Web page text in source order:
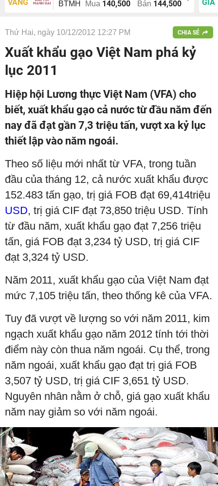
VÀNG
BTMH Mua 140,500 Bán 144,500
GIÁ
Thứ Hai, ngày 10/12/2012 12:27 PM CHIA SẺ
Xuất khẩu gạo Việt Nam phá kỷ
lục 2011
Hiệp hội Lương thực Việt Nam (VFA) cho
biết, xuất khẩu gạo cả nước từ đầu năm đến
nay đã đạt gần 7,3 triệu tấn, vượt xa kỷ lục
thiết lập vào năm ngoái.
Theo số liệu mới nhất từ VFA, trong tuần
đầu của tháng 12, cả nước xuất khẩu được
152.483 tấn gạo, trị giá FOB đạt 69,414triệu
USD, trị giá CIF đạt 73,850 triệu USD. Tính
từ đầu năm, xuất khẩu gạo đạt 7,256 triệu
tấn, giá FOB đạt 3,234 tỷ USD, trị giá CIF
đạt 3,324 tỷ USD.
Năm 2011, xuất khẩu gạo của Việt Nam đạt
mức 7,105 triệu tấn, theo thống kê của VFA.
Tuy đã vượt về lượng so với năm 2011, kim
ngạch xuất khẩu gạo năm 2012 tính tới thời
điểm này còn thua năm ngoái. Cụ thể, trong
năm ngoái, xuất khẩu gạo đạt trị giá FOB
3,507 tỷ USD, trị giá CIF 3,651 tỷ USD.
Nguyên nhân nằm ở chỗ, giá gạo xuất khẩu
năm nay giảm so với năm ngoái.